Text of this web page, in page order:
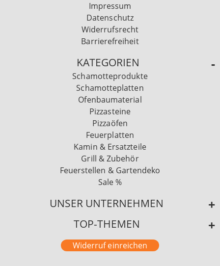
Impressum
Datenschutz
Widerrufsrecht
Barrierefreiheit
KATEGORIEN
Schamotteprodukte
Schamotteplatten
Ofenbaumaterial
Pizzasteine
Pizzaöfen
Feuerplatten
Kamin & Ersatzteile
Grill & Zubehör
Feuerstellen & Gartendeko
Sale %
UNSER UNTERNEHMEN
TOP-THEMEN
Widerruf einreichen